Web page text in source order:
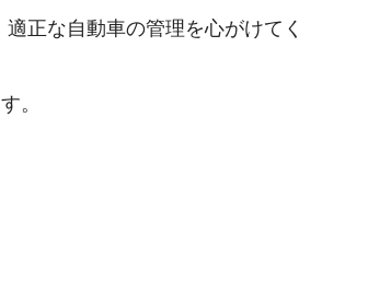
正な自動車の管理を心がけてく
。